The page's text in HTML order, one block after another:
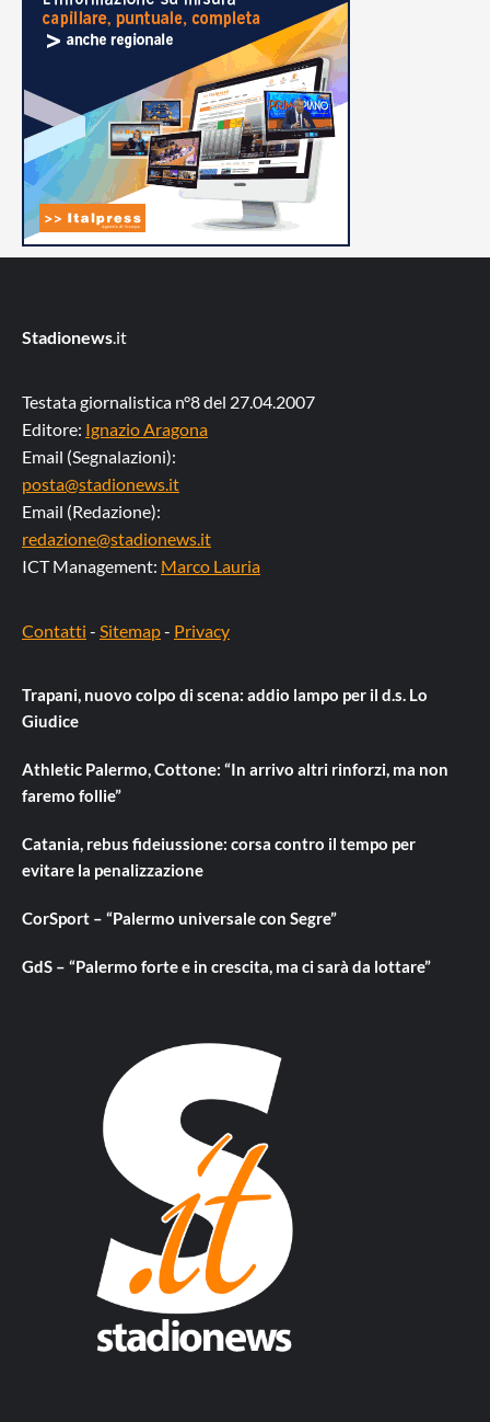
Stadionews.it
Testata giornalistica n°8 del 27.04.2007
Editore: Ignazio Aragona
Email (Segnalazioni):
posta@stadionews.it
Email (Redazione):
redazione@stadionews.it
ICT Management: Marco Lauria
Contatti - Sitemap- Privacy
Trapani, nuovo colpo di scena: addio lampo per il d.s. Lo
Giudice
Athletic Palermo, Cottone: “In arrivo altri rinforzi, ma non
faremo follie”
Catania, rebus fideiussione: corsa contro il tempo per
evitare la penalizzazione
CorSport – “Palermo universale con Segre”
GdS – “Palermo forte e in crescita, ma ci sarà da lottare”